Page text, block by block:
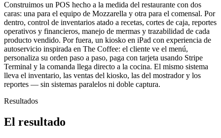
Construimos un POS hecho a la medida del restaurante con dos
caras: una para el equipo de Mozzarella y otra para el comensal. Por
dentro, control de inventarios atado a recetas, cortes de caja, reportes
operativos y financieros, manejo de mermas y trazabilidad de cada
producto vendido. Por fuera, un kiosko en iPad con experiencia de
autoservicio inspirada en The Coffee: el cliente ve el menú,
personaliza su orden paso a paso, paga con tarjeta usando Stripe
Terminal y la comanda llega directo a la cocina. El mismo sistema
lleva el inventario, las ventas del kiosko, las del mostrador y los
reportes — sin sistemas paralelos ni doble captura.
Resultados
El resultado